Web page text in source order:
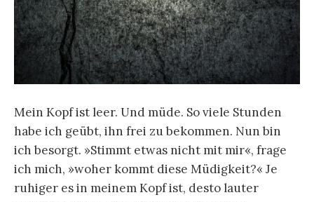
Mein Kopf ist leer. Und müde. So viele Stunden
habe ich geübt, ihn frei zu bekommen. Nun bin
ich besorgt. »Stimmt etwas nicht mit mir«, frage
ich mich, »woher kommt diese Müdigkeit?« Je
ruhiger es in meinem Kopf ist, desto lauter